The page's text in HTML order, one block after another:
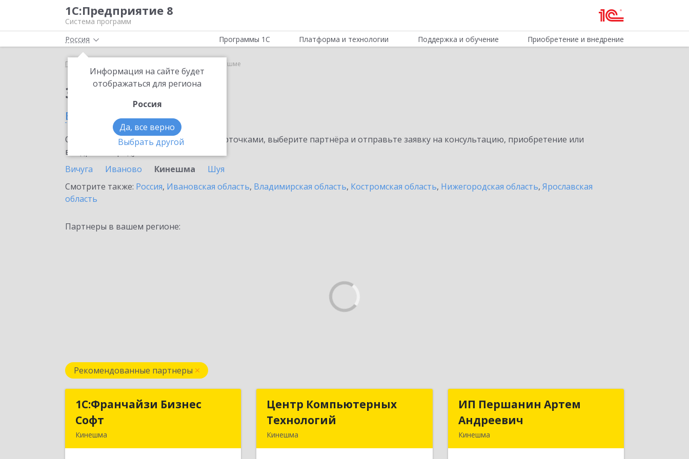
1С:Предприятие 8
Система программ
Россия
Информация на сайте будет
отображаться для региона
Россия
Да, все верно
Выбрать другой
Программы 1С Платформа и технологии Поддержка и обучение Приобретение и внедрение
Главная 1С-ЭТП в Кинешме
Заказать 1С-ЭТП
в Кинешме
Ознакомьтесь с информационными карточками, выберите партнёра и отправьте заявку на консультацию, приобретение или
внедрение продукта.
Вичуга
Иваново Кинешма
Шуя
Смотрите также: Россия, Ивановская область, Владимирская область, Костромская область, Нижегородская область, Ярославская
область
Партнеры в вашем регионе:
Рекомендованные партнеры
1С:Франчайзи Бизнес
Софт
Кинешма
1С:Франчайзи Бизнес
Центр Компьютерных
Технологий
Кинешма
Центр Компьютерных
ИП Першанин Артем
Андреевич
Кинешма
ИП Першанин Артем